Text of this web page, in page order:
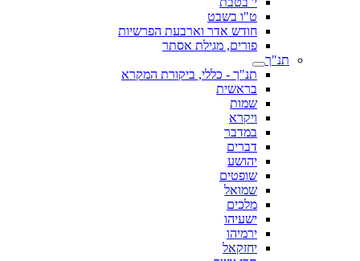
ט"ו בשבט
חודש אדר וארבעת הפרשיות
פורים, מגילת אסתר
תנ"ך
תנ"ך - כללי, ביקורת המקרא
בראשית
שמות
ויקרא
במדבר
דברים
יהושע
שופטים
שמואל
מלכים
ישעיהו
ירמיהו
יחזקאל